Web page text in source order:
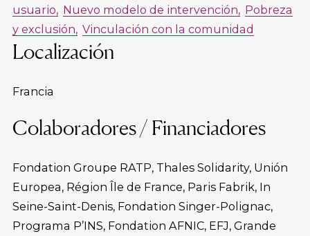
usuario Nuevo modelo de intervención Pobreza
y exclusión Vinculación con la comunidad
Localización
Francia
Colaboradores / Financiadores
Fondation Groupe RATP, Thales Solidarity, Unión
Europea, Région Île de France, Paris Fabrik, In
Seine-Saint-Denis, Fondation Singer-Polignac,
Programa P’INS, Fondation AFNIC, EFJ, Grande